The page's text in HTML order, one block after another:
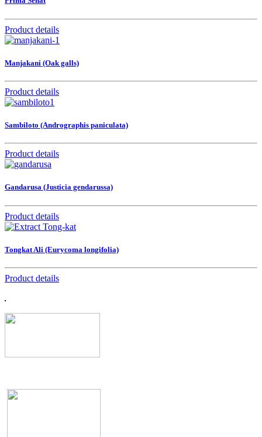
Product details
Manjakani (Oak galls)
Product details
Sambiloto (Andrographis paniculata)
Product details
Gandarusa (Justicia gendarussa)
Product details
Tongkat Ali (Eurycoma longifolia)
Product details